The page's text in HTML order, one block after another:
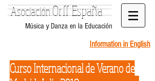
AsociaciónOrff España
Música y Danza en la Educación
Information in English
Curso Internacional de Verano de